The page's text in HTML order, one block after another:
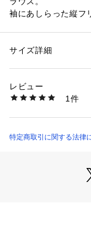
袖にあしらった縦フ
り、細身のボトムで
※商品画像は、撮影
ンのモニター環境な
性別：レディース
素材：綿 100%
洗濯：手洗い可 石油系
※詳しい洗濯方法につ
2701666-22-11 （ショ
サイズ詳細
レビュー
1件
特定商取引に関する法律